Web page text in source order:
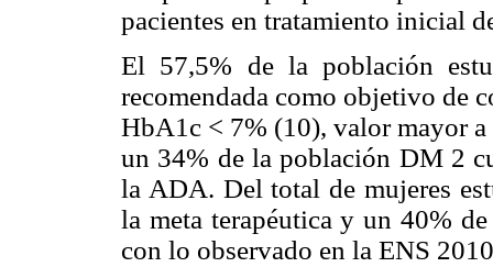
pacientes en tratamiento inicial
El 57,5% de la población
recomendada como objetivo de
HbA1c < 7% (10), valor mayor
un 34% de la población DM 2
la ADA. Del total de mujeres
la meta terapéutica y un 40%
con lo observado en la ENS